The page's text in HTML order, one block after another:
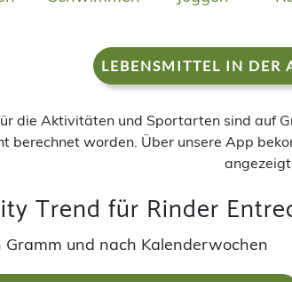
LEBENSMITTEL IN DER
die Aktivitäten und Sportarten sind auf
berechnet worden. Über unsere App
Trend für Rinder
Gramm und nach Kalenderwochen